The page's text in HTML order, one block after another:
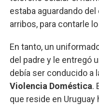
estaba aguardando
arribos, para contarle
En tanto, un
del padre y le entregó
debía ser conducido a
Violencia Doméstica.
que reside en